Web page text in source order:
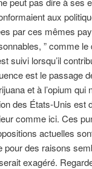
aux
par ces mêmes
” comme le
suivi lorsqu’il
est le passage
et à l’opium
des États-Unis est
comme ici. Ces
actuelles
pour des raisons
exagéré.